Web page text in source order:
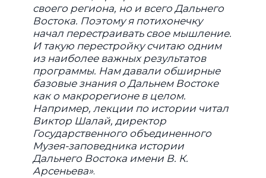
своего региона, но и всего Дальнего
Востока. Поэтому я потихонечку
начал перестраивать свое мышление.
И такую перестройку считаю одним
из наиболее важных результатов
программы. Нам давали обширные
базовые знания о Дальнем Востоке
как о макрорегионе в целом.
Например, лекции по истории читал
Виктор Шалай, директор
Государственного объединенного
Музея-заповедника истории
Дальнего Востока имени В. К.
Арсеньева».